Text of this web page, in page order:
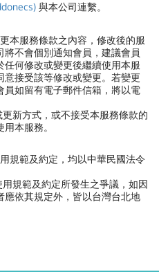
與本公司連繫。
本服務條款之內容，修改後的服
不會個別通知會員，建議會員
何修改或變更後繼續使用本服
接受該等修改或變更。若變更
員如留有電子郵件信箱，將以電
新方式，或不接受本服務條款的
本服務。
規範及約定，均以中華民國法令
規範及約定所發生之爭議，如因
應依其規定外，皆以台灣台北地